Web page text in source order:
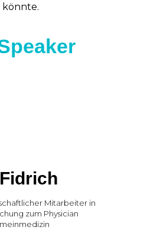
Mitarbeiter in
zum Physician